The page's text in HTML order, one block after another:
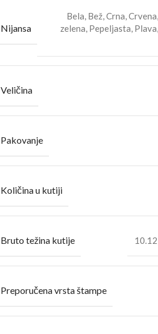
Nijansa
Bela, Bež,Crna,Crvena,
zelena, Pepeljasta, Plava
Veličina
Pakovanje
Količina u kutiji
Bruto težina kutije 10.12
Preporučena vrsta štampe